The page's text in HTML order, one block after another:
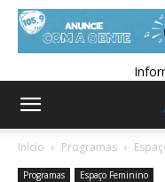
Início Programas
Programas Espaço Feminino